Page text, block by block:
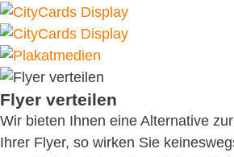
Flyer verteilen
Wir bieten Ihnen eine Alternative
Ihrer Flyer, so wirken Sie